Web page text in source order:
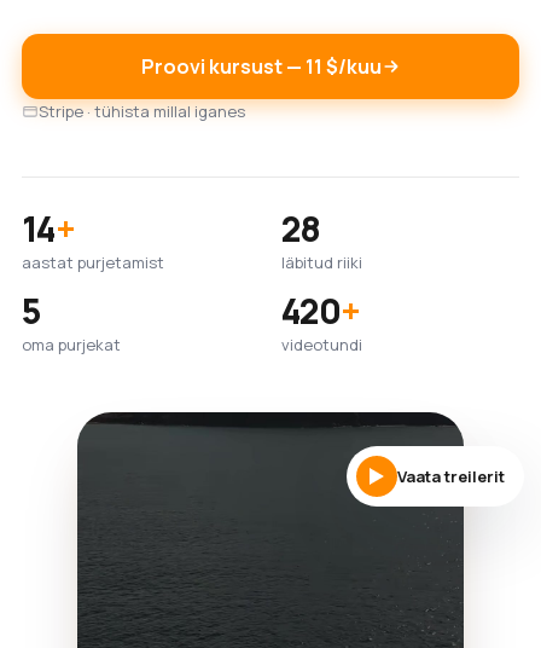
Proovi kursust — 11 $/kuu
Stripe · tühista millal iganes
14+
aastat purjetamist
28
läbitud riiki
5
oma purjekat
420+
videotundi
Vaata treilerit